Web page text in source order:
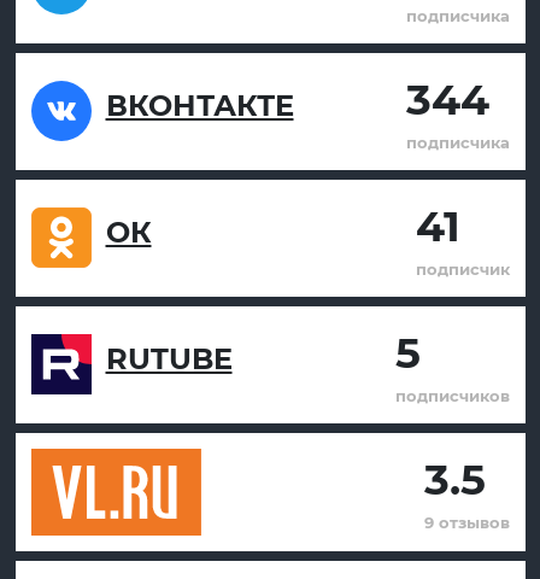
подписчика
ВКОНТАКТЕ 344
подписчика
ОК 41
подписчик
RUTUBE 5
подписчиков
3.5
9 отзывов